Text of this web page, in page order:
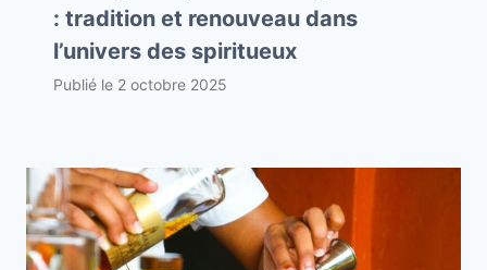
: tradition et renouveau dans
l’univers des spiritueux
Publié le 2 octobre 2025